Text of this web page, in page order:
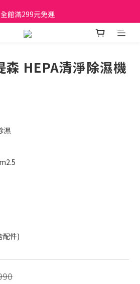
際牌 原廠管制價格 私訊優惠價
全館滿299元免運
際牌 原廠管制價格 私訊優惠價
HEPA清淨除濕機
濕
配件)